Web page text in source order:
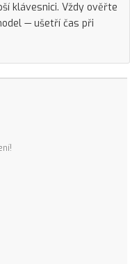
klávesnici. Vždy ověřte
— ušetří čas při